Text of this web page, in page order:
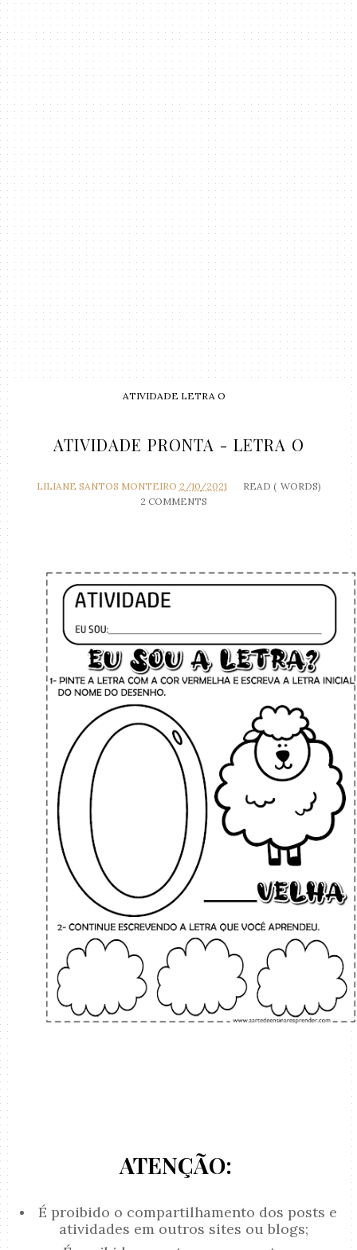
ATIVIDADE LETRA O
ATIVIDADE PRONTA - LETRA O
LILIANE SANTOS MONTEIRO 2/10/2021 READ ( WORDS)
2 COMMENTS
ATENÇÃO:
É proibido o compartilhamento dos posts e
atividades em outros sites ou blogs;